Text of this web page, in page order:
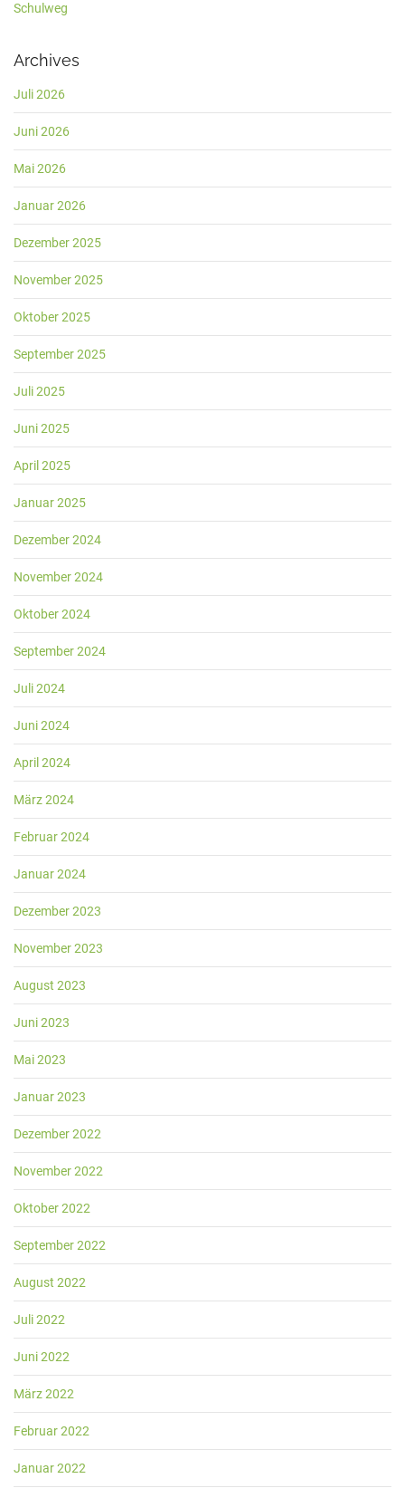
Schulweg
Archives
Juli 2026
Juni 2026
Mai 2026
Januar 2026
Dezember 2025
November 2025
Oktober 2025
September 2025
Juli 2025
Juni 2025
April 2025
Januar 2025
Dezember 2024
November 2024
Oktober 2024
September 2024
Juli 2024
Juni 2024
April 2024
März 2024
Februar 2024
Januar 2024
Dezember 2023
November 2023
August 2023
Juni 2023
Mai 2023
Januar 2023
Dezember 2022
November 2022
Oktober 2022
September 2022
August 2022
Juli 2022
Juni 2022
März 2022
Februar 2022
Januar 2022